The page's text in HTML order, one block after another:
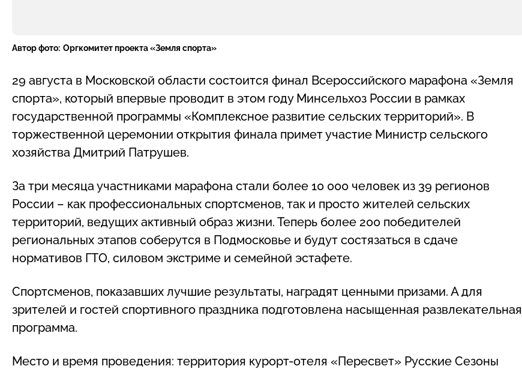
Автор фото: Оргкомитет проекта «Земля спорта»
29 августа в Московской области состоится финал Всероссийского марафона «Земля
спорта», который впервые проводит в этом году Минсельхоз России в рамках
государственной программы «Комплексное развитие сельских территорий». В
торжественной церемонии открытия финала примет участие Министр сельского
хозяйства Дмитрий Патрушев.
За три месяца участниками марафона стали более 10 000 человек из 39 регионов
России – как профессиональных спортсменов, так и просто жителей сельских
территорий, ведущих активный образ жизни. Теперь более 200 победителей
региональных этапов соберутся в Подмосковье и будут состязаться в сдаче
нормативов ГТО, силовом экстриме и семейной эстафете.
Спортсменов, показавших лучшие результаты, наградят ценными призами. А для
зрителей и гостей спортивного праздника подготовлена насыщенная развлекательная
программа.
Место и время проведения: территория курорт-отеля «Пересвет» Русские Сезоны